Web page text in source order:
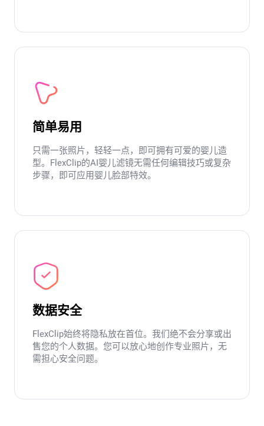
简单易用
只需一张照片，轻轻一点，即可拥有可爱的婴儿造
型。FlexClip的AI婴儿滤镜无需任何编辑技巧或复杂
步骤，即可应用婴儿脸部特效。
数据安全
FlexClip始终将隐私放在首位。我们绝不会分享或出
售您的个人数据。您可以放心地创作专业照片，无
需担心安全问题。